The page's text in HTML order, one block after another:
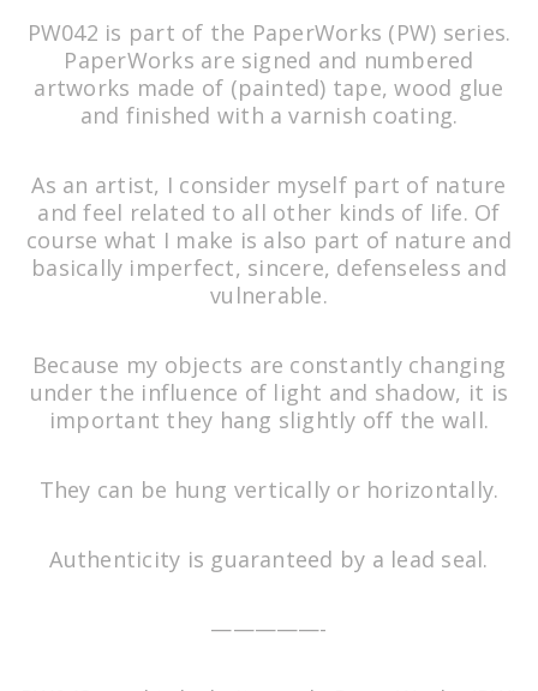
Skin
WORK IN PROGRESS
PW042 is part of the PaperWorks (PW) series.
PaperWorks are signed and numbered
artworks made of (painted) tape, wood glue
and finished with a varnish coating.
As an artist, I consider myself part of nature
and feel related to all other kinds of life. Of
course what I make is also part of nature and
basically imperfect, sincere, defenseless and
vulnerable.
Because my objects are constantly changing
under the influence of light and shadow, it is
important they hang slightly off the wall.
They can be hung vertically or horizontally.
Authenticity is guaranteed by a lead seal.
—————-